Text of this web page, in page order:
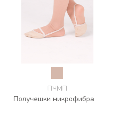
ПЧМП
Получешки микрофибра